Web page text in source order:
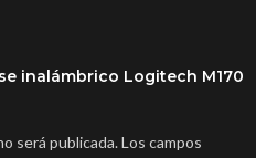
inalámbrico Logitech M170
será publicada.Los campos